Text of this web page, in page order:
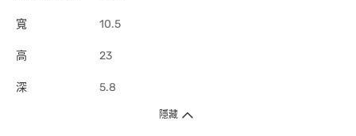
寬 10.5
高 23
深 5.8
隱藏